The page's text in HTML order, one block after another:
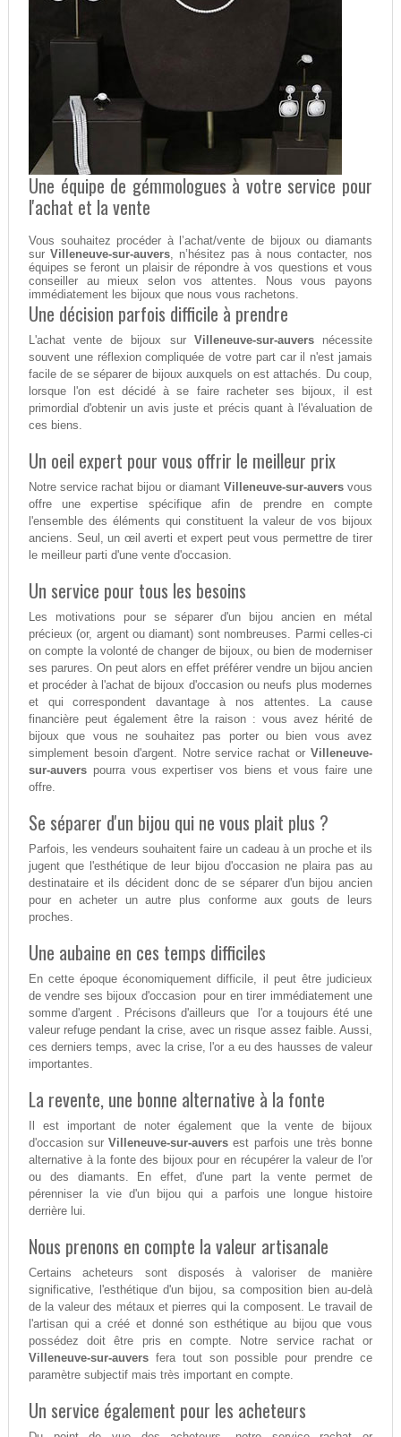
Une équipe de gémmologues à votre service pour
l'achat et la vente
Vous souhaitez procéder à l’achat/vente de bijoux ou diamants
sur Villeneuve-sur-auvers, n’hésitez pas à nous contacter, nos
équipes se feront un plaisir de répondre à vos questions et vous
conseiller au mieux selon vos attentes. Nous vous payons
immédiatement les bijoux que nous vous rachetons.
Une décision parfois difficile à prendre
L'achat vente de bijoux sur Villeneuve-sur-auversnécessite
souvent une réflexion compliquée de votre part car il n'est jamais
facile de se séparer de bijoux auxquels on est attachés. Du coup,
lorsque l'on est décidé à se faire racheter ses bijoux, il est
primordial d'obtenir un avis juste et précis quant à l'évaluation de
ces biens.
Un oeil expert pour vous offrir le meilleur prix
Notre service rachat bijou or diamant Villeneuve-sur-auversvous
offre une expertise spécifique afin de prendre en compte
l'ensemble des éléments qui constituent la valeur de vos bijoux
anciens. Seul, un œil averti et expert peut vous permettre de tirer
le meilleur parti d'une vente d'occasion.
Un service pour tous les besoins
Les motivations pour se séparer d'un bijou ancien en métal
précieux (or, argent ou diamant) sont nombreuses. Parmi celles-ci
on compte la volonté de changer de bijoux, ou bien de moderniser
ses parures. On peut alors en effet préférer vendre un bijou ancien
et procéder à l'achat de bijoux d'occasion ou neufs plus modernes
et qui correspondent davantage à nos attentes. La cause
financière peut également être la raison : vous avez hérité de
bijoux que vous ne souhaitez pas porter ou bien vous avez
simplement besoin d'argent. Notre service rachat orVilleneuve-
sur-auverspourra vous expertiser vos biens et vous faire une
offre.
Se séparer d'un bijou qui ne vous plait plus ?
Parfois, les vendeurs souhaitent faire un cadeau à un proche et ils
jugent que l'esthétique de leur bijou d'occasion ne plaira pas au
destinataire et ils décident donc de se séparer d'un bijou ancien
pour en acheter un autre plus conforme aux gouts de leurs
proches.
Une aubaine en ces temps difficiles
En cette époque économiquement difficile, il peut être judicieux
de vendre ses bijoux d'occasion pour en tirer immédiatement une
somme d'argent . Précisons d'ailleurs que l'or a toujours été une
valeur refuge pendant la crise, avec un risque assez faible. Aussi,
ces derniers temps, avec la crise, l'or a eu des hausses de valeur
importantes.
La revente, une bonne alternative à la fonte
Il est important de noter également que la vente de bijoux
d'occasion surVilleneuve-sur-auvers est parfois une très bonne
alternative à la fonte des bijoux pour en récupérer la valeur de l'or
ou des diamants. En effet, d'une part la vente permet de
pérenniser la vie d'un bijou qui a parfois une longue histoire
derrière lui.
Nous prenons en compte la valeur artisanale
Certains acheteurs sont disposés à valoriser de manière
significative, l'esthétique d'un bijou, sa composition bien au-delà
de la valeur des métaux et pierres qui la composent. Le travail de
l'artisan qui a créé et donné son esthétique au bijou que vous
possédez doit être pris en compte. Notre service rachat or
Villeneuve-sur-auversfera tout son possible pour prendre ce
paramètre subjectif mais très important en compte.
Un service également pour les acheteurs